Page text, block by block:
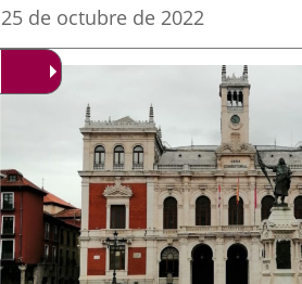
Fecha
la
noticia
25 de octubre de 2022